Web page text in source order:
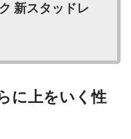
新スタッドレ
に上をいく性